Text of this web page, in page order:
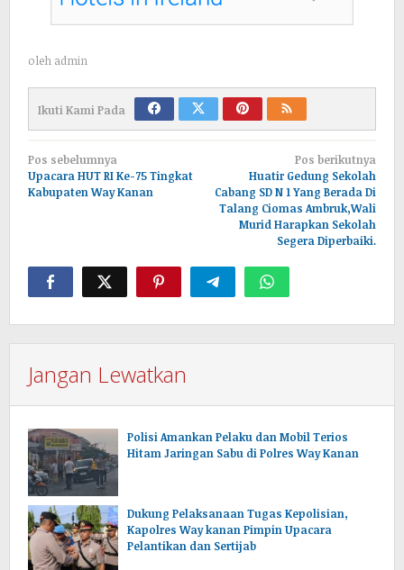
oleh admin
Ikuti Kami Pada
Navigasi
pos
Pos sebelumnya
Upacara HUT RI Ke-75 Tingkat
Kabupaten Way Kanan
Pos berikutnya
Huatir Gedung Sekolah
Cabang SD N 1 Yang Berada Di
Talang Ciomas Ambruk,Wali
Murid Harapkan Sekolah
Segera Diperbaiki.
Jangan Lewatkan
Polisi Amankan Pelaku dan Mobil Terios
Hitam Jaringan Sabu di Polres Way Kanan
Dukung Pelaksanaan Tugas Kepolisian,
Kapolres Way kanan Pimpin Upacara
Pelantikan dan Sertijab